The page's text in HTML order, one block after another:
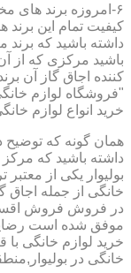
۶-امروزه برند های
کیفیت تمام این
داشته باشید که برند
باشید مرکزی که از
کننده اجاق گاز آن
"فروشگاه لوازم
خرید انواع لوازم
همان گونه که توضیح
داشته باشید که مرکز
بولیوار یکی از
خانگی از جمله اجاق
در فروش فروش
موفق شده است
خرید لوازم خانگی
خانگی در